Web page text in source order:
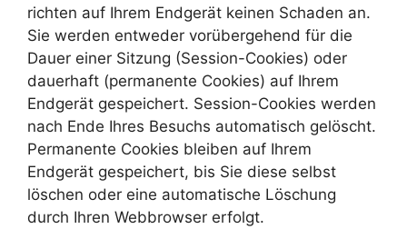
richten auf Ihrem Endgerät keinen Schaden an.
Sie werden entweder vorübergehend für die
Dauer einer Sitzung (Session-Cookies) oder
dauerhaft (permanente Cookies) auf Ihrem
Endgerät gespeichert. Session-Cookies werden
nach Ende Ihres Besuchs automatisch gelöscht.
Permanente Cookies bleiben auf Ihrem
Endgerät gespeichert, bis Sie diese selbst
löschen oder eine automatische Löschung
durch Ihren Webbrowser erfolgt.